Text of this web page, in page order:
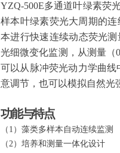
YZQ-500E多通道叶绿素荧
样本叶绿素荧光大周期的
本进行快速连续动态荧光
光细微变化监测，从测量（
可以从脉冲荧光动力学曲
意调节，也可以模拟自然光
功能与特点
（1）藻类多样本自动连续监
（2）培养和测量一体化设计